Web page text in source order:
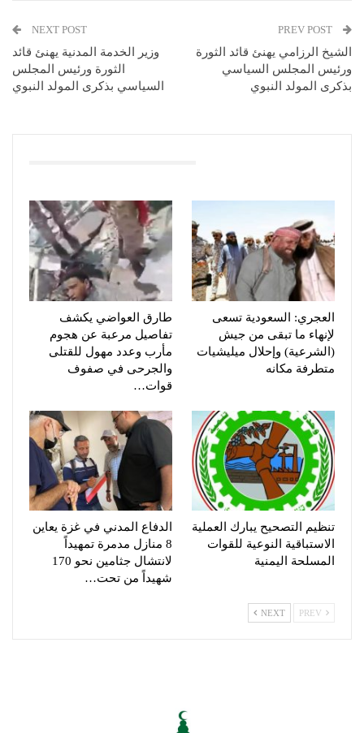
الشيخ الرزامي يهنئ قائد الثورة
ورئيس المجلس السياسي
بذكرى المولد النبوي
NEXT POST
وزير الخدمة المدنية يهنئ قائد
الثورة ورئيس المجلس
السياسي بذكرى المولد النبوي
العجري: السعودية تسعى
لإنهاء ما تبقى من جيش
(الشرعية) وإحلال ميليشيات
متطرفة مكانه
طارق العواضي يكشف
تفاصيل مرعبة عن هجوم
مأرب وعدد مهول للقتلى
والجرحى في صفوف
قوات…
تنظيم التصحيح يبارك العملية
الاستباقية النوعية للقوات
المسلحة اليمنية
الدفاع المدني في غزة يعاين
8 منازل مدمرة تمهيداً
لانتشال جثامين نحو 170
شهيداً من تحت…
NEXT